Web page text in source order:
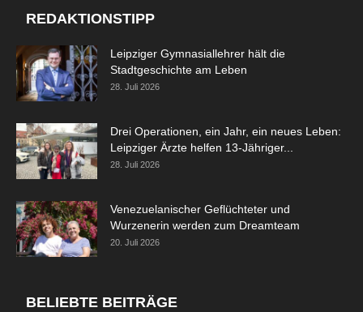
REDAKTIONSTIPP
Leipziger Gymnasiallehrer hält die
Stadtgeschichte am Leben
28. Juli 2026
Drei Operationen, ein Jahr, ein neues Leben:
Leipziger Ärzte helfen 13-Jähriger...
28. Juli 2026
Venezuelanischer Geflüchteter und
Wurzenerin werden zum Dreamteam
20. Juli 2026
BELIEBTE BEITRÄGE